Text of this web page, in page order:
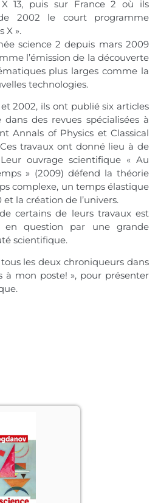
13, puis sur France 2 où ils
2002 le court programme
X ».
science 2 depuis mars 2009
l’émission de la découverte
plus larges comme la
technologies.
2002, ils ont publié six articles
des revues spécialisées à
Annals of Physics et Classical
travaux ont donné lieu à de
ouvrage scientifique « Au
» (2009) défend la théorie
complexe, un temps élastique
la création de l’univers.
certains de leurs travaux est
en question par une grande
scientifique.
les deux chroniqueurs dans
à mon poste! », pour présenter
A-t-
Dieu
le conflit
Dieu n’est
– et le
même